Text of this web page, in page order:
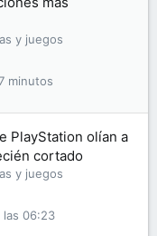
y juegos
minutos
PlayStation olían a
cortado
y juegos
las 06:23